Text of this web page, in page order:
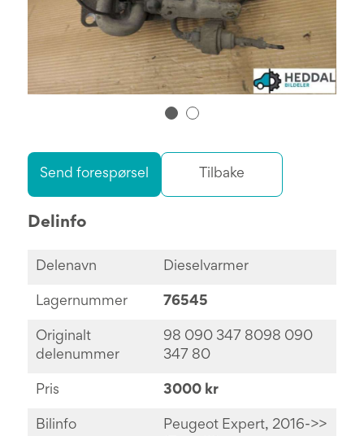
Send forespørsel Tilbake
Delinfo
Delenavn Dieselvarmer
Lagernummer 76545
Originalt
delenummer
98 090 347 8098 090
347 80
Pris 3000 kr
Bilinfo
Peugeot Expert, 2016->>